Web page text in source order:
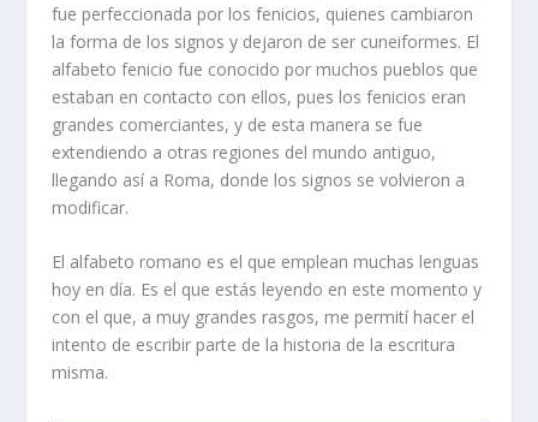
fue perfeccionada por los fenicios, quienes cambiaron
la forma de los signos y dejaron de ser cuneiformes. El
alfabeto fenicio fue conocido por muchos pueblos que
estaban en contacto con ellos, pues los fenicios eran
grandes comerciantes, y de esta manera se fue
extendiendo a otras regiones del mundo antiguo,
llegando así a Roma, donde los signos se volvieron a
modificar.
El alfabeto romano es el que emplean muchas lenguas
hoy en día. Es el que estás leyendo en este momento y
con el que, a muy grandes rasgos, me permití hacer el
intento de escribir parte de la historia de la escritura
misma.